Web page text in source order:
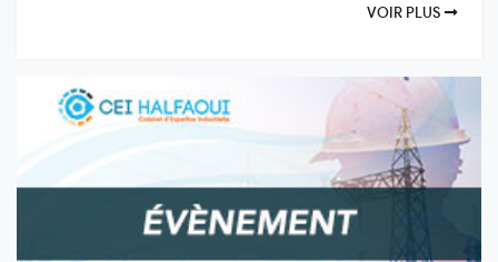
VOIR PLUS